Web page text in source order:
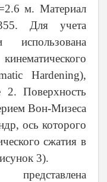
м. Материал
Для учета
использована
Hardening),
2. Поверхность
Вон-Мизеса
ось которого
сжатия в
3).